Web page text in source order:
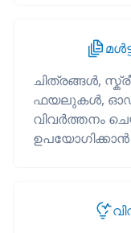
ചിത്രങ്ങൾ,
ഫയലുകൾ,
വിവർത്തനം
ഉപയോഗിക്കാൻ